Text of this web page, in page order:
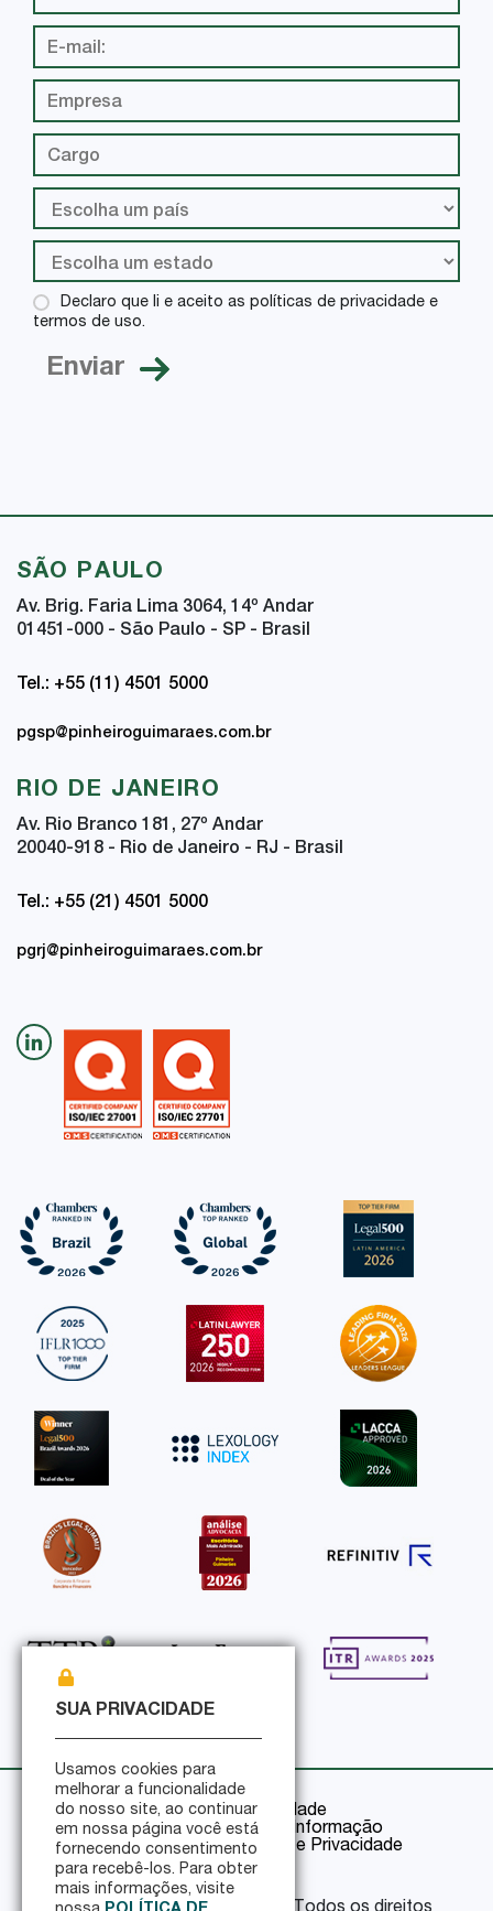
Declaro que li e aceito as políticas de privacidade e
termos de uso.
SÃO PAULO
Av. Brig. Faria Lima 3064, 14º Andar
01451-000 - São Paulo - SP - Brasil
Tel.: +55 (11) 4501 5000
pgsp@pinheiroguimaraes.com.br
RIO DE JANEIRO
Av. Rio Branco 181, 27º Andar
20040-918 - Rio de Janeiro - RJ - Brasil
Tel.: +55 (21) 4501 5000
pgrj@pinheiroguimaraes.com.br
Política de Privacidade
Política de Segurança da Informação
Certificações de Segurança e Privacidade
SUA PRIVACIDADE
Usamos cookies para
melhorar a funcionalidade
do nosso site, ao continuar
em nossa página você está
fornecendo consentimento
para recebê-los. Para obter
mais informações, visite